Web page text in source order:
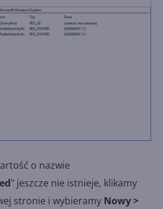
o nazwie
" jeszcze nie istnieje, klikamy
stronie i wybieramy Nowy >